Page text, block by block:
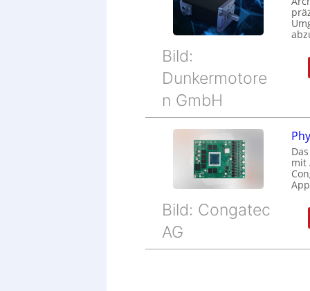
Bild:
Dunkermotore
n GmbH
Bild: Congatec
AG
mit